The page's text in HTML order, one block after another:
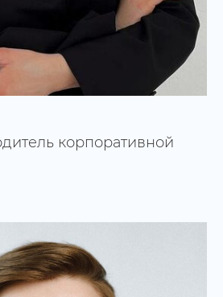
корпоративной
хоккея России